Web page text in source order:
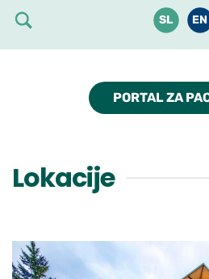
SL EN
PORTAL ZA
Lokacije
uporabnikom
Diagnostičnega
PE
Črnuče